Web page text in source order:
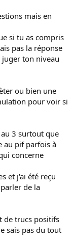
mais en
si tu as compris
pas la réponse
ton niveau
ou bien une
pour voir si
3 surtout que
au pif parfois à
concerne
et j'ai été reçu
de la
de trucs positifs
sais pas du tout